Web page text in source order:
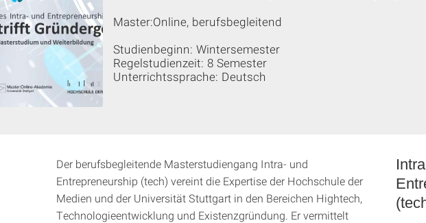
Master:Online, berufsbegleitend
Studienbeginn: Wintersemester
Regelstudienzeit: 8 Semester
Unterrichtssprache: Deutsch
Der berufsbegleitende Masterstudiengang Intra- und
Entrepreneurship (tech) vereint die Expertise der Hochschule der
Medien und der Universität Stuttgart in den Bereichen Hightech,
Technologieentwicklung und Existenzgründung. Er vermittelt